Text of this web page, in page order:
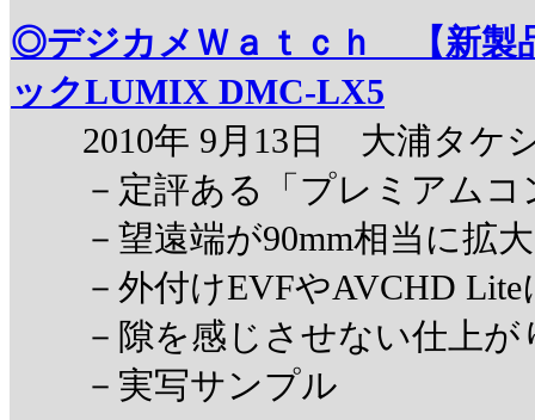
◎デジカメＷａｔｃｈ 【新製
ックLUMIX DMC-LX5
2010年 9月13日 大浦タケ
－定評ある「プレミアムコ
－望遠端が90mm相当に拡大
－外付けEVFやAVCHD Lite
－隙を感じさせない仕上が
－実写サンプル